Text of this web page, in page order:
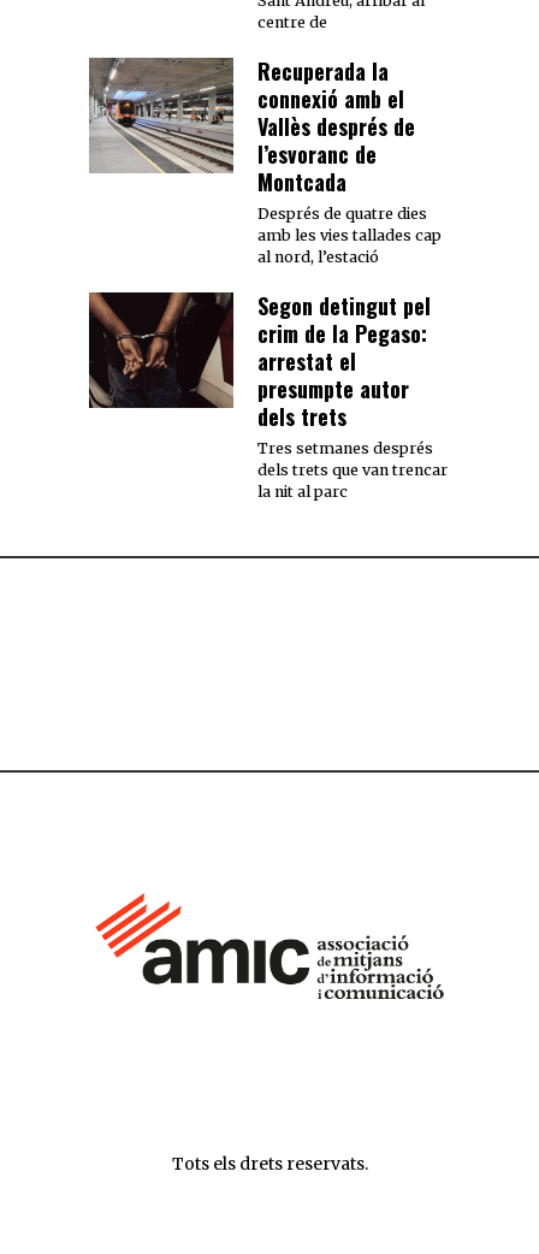
centre de
Recuperada la
connexió amb el
Vallès després de
l’esvoranc de
Montcada
Després de quatre dies
amb les vies tallades cap
al nord, l’estació
Segon detingut pel
crim de la Pegaso:
arrestat el
presumpte autor
dels trets
Tres setmanes després
dels trets que van trencar
la nit al parc
Tots els drets reservats.